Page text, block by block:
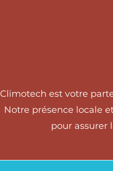
Climotech est votre
Notre présence locale
pour assurer